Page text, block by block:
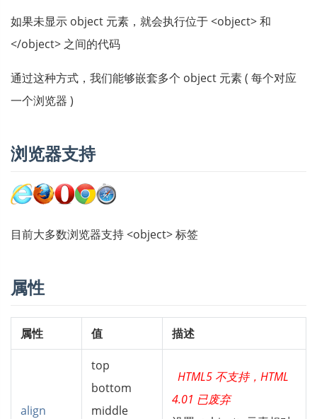
如果未显示 object 元素，就会执行位于 <object> 和
</object> 之间的代码
通过这种方式，我们能够嵌套多个 object 元素 ( 每个对应
一个浏览器 )
浏览器支持
目前大多数浏览器支持 <object> 标签
属性
属性 值 描述
align
top
bottom
middle
HTML5 不支持，HTML
4.01 已废弃